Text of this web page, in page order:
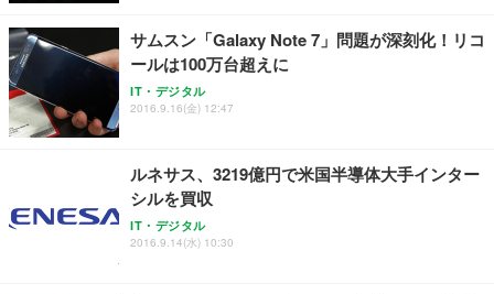
サムスン「Galaxy Note 7」問題が深刻化！リコ
ールは100万台超えに
IT・デジタル
2016.9.16(金) 12:47
ルネサス、3219億円で米国半導体大手インター
シルを買収
IT・デジタル
2016.9.14(水) 10:30